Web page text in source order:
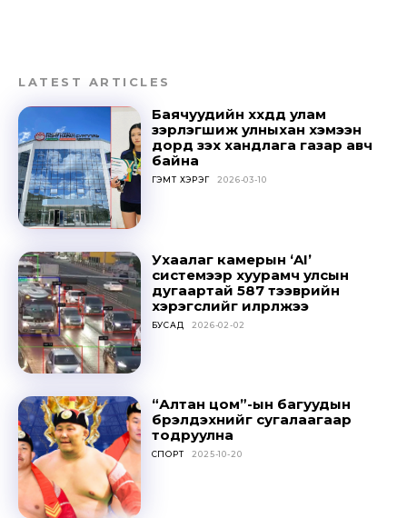
Don't miss
to stay in the loop.
SUBSCRIBE
LATEST ARTICLES
Баячуудийн хүүхдүүд улам
зэрлэгшиж улныхан хэмээн
дорд үзэх хандлага газар авч
байна
ГЭМТ ХЭРЭГ 2026-03-10
Ухаалаг камерын ‘AI’
системээр хуурамч улсын
дугаартай 587 тээврийн
хэрэгслийг илрүүлжээ
БУСАД 2026-02-02
“Алтан цом”-ын багуудын
бүрэлдэхүүнийг сугалаагаар
тодруулна
СПОРТ 2025-10-20